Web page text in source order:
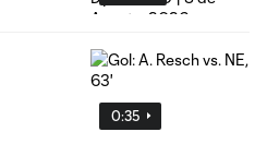
0:35